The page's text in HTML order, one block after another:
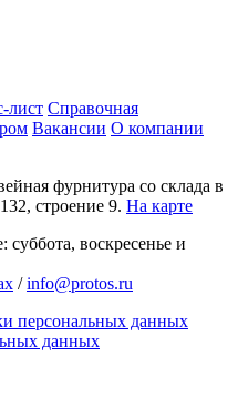
лист Справочная
Вакансии О компании
фурнитура со склада в
строение 9. На карте
воскресенье и
/info@protos.ru
персональных данных
данных